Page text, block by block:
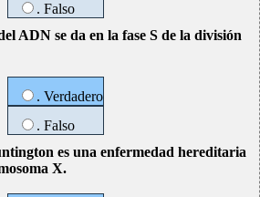
. Falso
ADN se da en la fase S de la división
. Verdadero
. Falso
es una enfermedad hereditaria
X.